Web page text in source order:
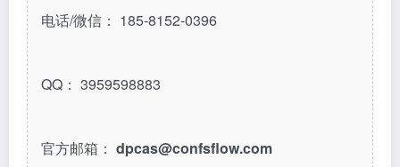
电话/微信： 185-8152-0396
QQ： 3959598883
官方邮箱： dpcas@confsflow.com